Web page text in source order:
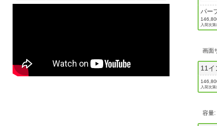
パー
入荷次第
画面
11イ
入荷次第
容量: